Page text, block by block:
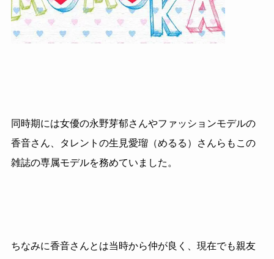
同時期には女優の永野芽郁さんやファッションモデルの
香音さん、タレントの生見愛瑠（めるる）さんらもこの
雑誌の専属モデルを務めていました。
ちなみに香音さんとは当時から仲が良く、現在でも親友